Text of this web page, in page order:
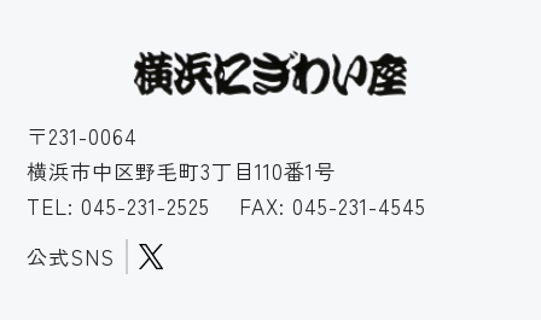
〒231-0064
横浜市中区野毛町3丁目110番1号
TEL: 045-231-2525
FAX: 045-231-4545
公式SNS